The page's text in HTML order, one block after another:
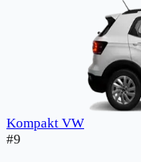
Kompakt VW
#9